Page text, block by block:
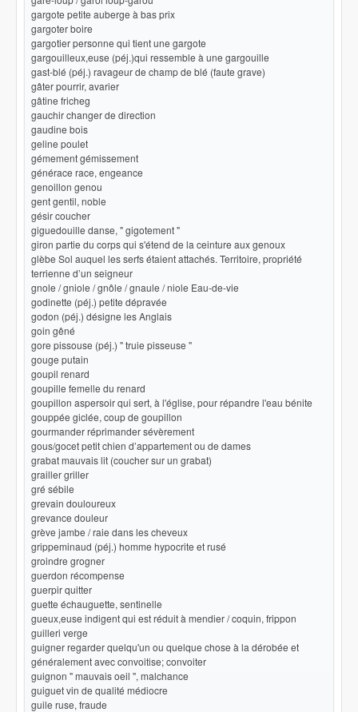
gargote petite auberge à bas prix
gargoter boire
gargotier personne qui tient une gargote
gargouilleux,euse (péj.)qui ressemble à une gargouille
gast-blé (péj.) ravageur de champ de blé (faute grave)
gâter pourrir, avarier
gâtine fricheg
gauchir changer de direction
gaudine bois
geline poulet
gémement gémissement
générace race, engeance
genoillon genou
gent gentil, noble
gésir coucher
giguedouille danse, " gigotement "
giron partie du corps qui s'étend de la ceinture aux genoux
glèbe Sol auquel les serfs étaient attachés. Territoire, propriété
terrienne d’un seigneur
gnole / gniole / gnôle / gnaule / niole Eau-de-vie
godinette (péj.) petite dépravée
godon (péj.) désigne les Anglais
goin gêné
gore pissouse (péj.) " truie pisseuse "
gouge putain
goupil renard
goupille femelle du renard
goupillon aspersoir qui sert, à l'église, pour répandre l'eau bénite
gouppée giclée, coup de goupillon
gourmander réprimander sévèrement
gous/gocet petit chien d’appartement ou de dames
grabat mauvais lit (coucher sur un grabat)
grailler griller
gré sébile
grevain douloureux
grevance douleur
grève jambe / raie dans les cheveux
grippeminaud (péj.) homme hypocrite et rusé
groindre grogner
guerdon récompense
guerpir quitter
guette échauguette, sentinelle
gueux,euse indigent qui est réduit à mendier / coquin, frippon
guilleri verge
guigner regarder quelqu'un ou quelque chose à la dérobée et
généralement avec convoitise; convoiter
guignon " mauvais oeil ", malchance
guiguet vin de qualité médiocre
guile ruse, fraude